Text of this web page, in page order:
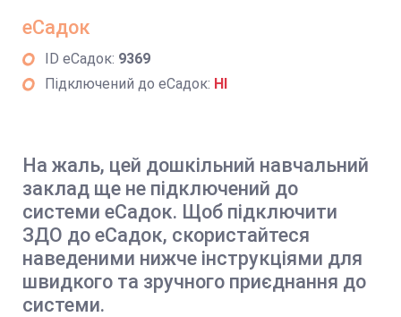
еСадок
ID еСадок: 9369
Підключений до еСадок: НІ
На жаль, цей дошкільний навчальний
заклад ще не підключений до
системи еСадок. Щоб підключити
ЗДО до еСадок, скористайтеся
наведеними нижче інструкціями для
швидкого та зручного приєднання до
системи.